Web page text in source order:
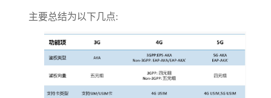
主要总结为以下几点: